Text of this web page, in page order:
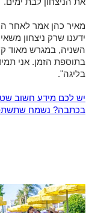
מאיר כהן אמר לאחר
ידענו שרק ניצחון
השניה, במגרש מאוד
בתוספת הזמן. אני
בליגה".
יש לכם מידע חשוב
בכתבה? נשמח